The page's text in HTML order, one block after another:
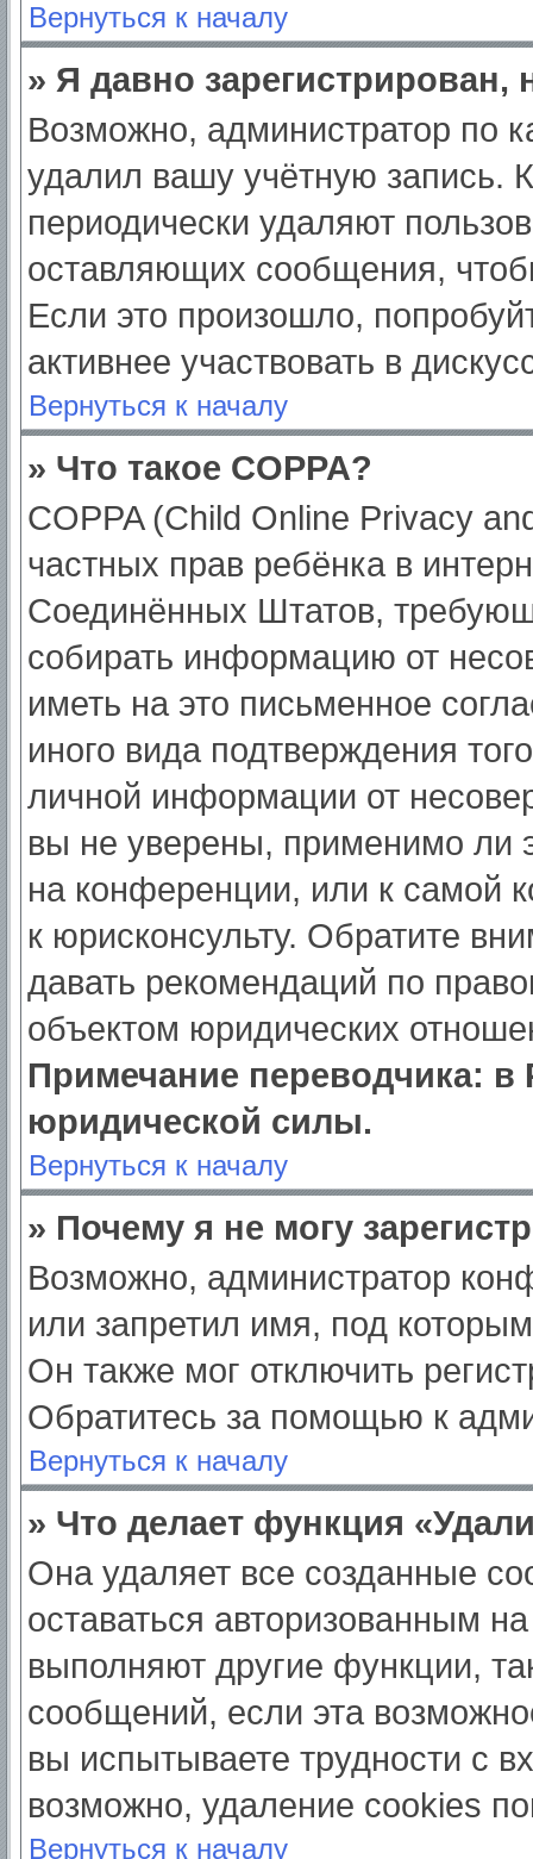
Вернуться к началу
» Я давно
Возможно, администратор по
удалил вашу учётную запись.
периодически удаляют
оставляющих сообщения,
Если это произошло,
активнее участвовать в
Вернуться к началу
» Что такое COPPA?
COPPA (Child Online Privacy
частных прав ребёнка в
Соединённых Штатов,
собирать информацию от
иметь на это письменное
иного вида подтверждения
личной информации от
вы не уверены, применимо ли
на конференции, или к самой
к юрисконсульту. Обратите
давать рекомендаций по
объектом юридических
Примечание переводчика: в
юридической силы.
Вернуться к началу
» Почему я не могу
Возможно, администратор
или запретил имя, под
Он также мог отключить
Обратитесь за помощью к
Вернуться к началу
» Что делает функция
Она удаляет все созданные
оставаться авторизованным
выполняют другие функции,
сообщений, если эта
вы испытываете трудности с
возможно, удаление cookies
Вернуться к началу